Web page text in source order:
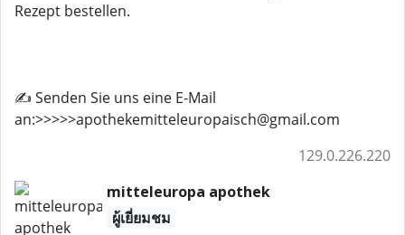
Rezept bestellen.
✍️ Senden Sie uns eine E-Mail
an:>>>>>apothekemitteleuropaisch@gmail.com
129.0.226.220
mitteleuropa apothek
ผู้เยี่ยมชม